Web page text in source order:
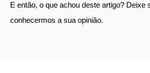
E então, o que achou deste artigo? Deixe
conhecermos a sua opinião.